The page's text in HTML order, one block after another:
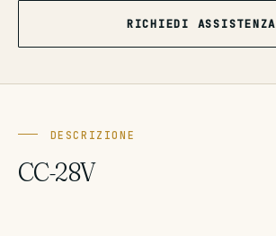
RICHIEDI ASSISTENZA
DESCRIZIONE
CC-28V